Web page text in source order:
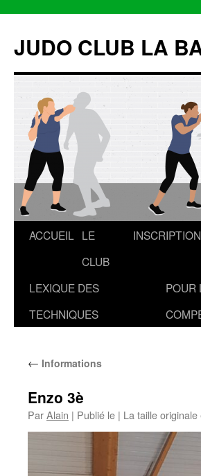
JUDO CLUB LA
ACCUEIL LE
CLUB
LEXIQUE DES
TECHNIQUES
POUR
← Informations
Enzo 3è
ParAlain | Publié le | La taille originale